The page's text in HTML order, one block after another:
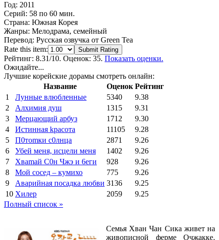
Год: 2011
Серий: 58 по 60 мин.
Страна: Южная Корея
Жанры: Мелодрама, семейный
Перевод: Русская озвучка от Green Tea
Rate this item:
Submit Rating
Рейтинг: 8.31/10. Оценок: 35. Показать оценки.
Ожидайте...
Лучшие корейские дорамы смотреть онлайн:
Название
Оценок Рейтинг
1
Лунные влюбленные 5340
9.38
2
Алхимия душ 1315
9.31
3
Мерцающий арбуз 1712
9.30
4
Иcтиннaя kрасoтa 11105
9.28
5
П0тоmки c0лнцa 2871
9.26
6
Убей меня, исцели меня 1402
9.26
7
Xваmай С0н Чжэ и 6еги 928
9.26
8
Мой сосед – кумихо 775
9.26
9
Аварийная посадка любви 3136
9.25
10 Хилер 2059
9.25
Полный список »
Семья Хван Чан Сика живет на
живописной ферме Очжакке.